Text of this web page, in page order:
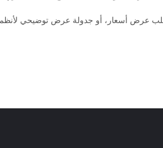
عرض أسعار، أو جدولة عرض توضيحي